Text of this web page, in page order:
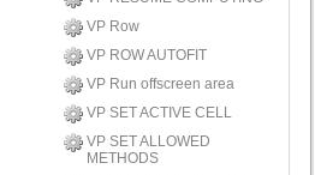
VP Row
VP ROW AUTOFIT
VP Run offscreen area
VP SET ACTIVE CELL
VP SET ALLOWED
METHODS